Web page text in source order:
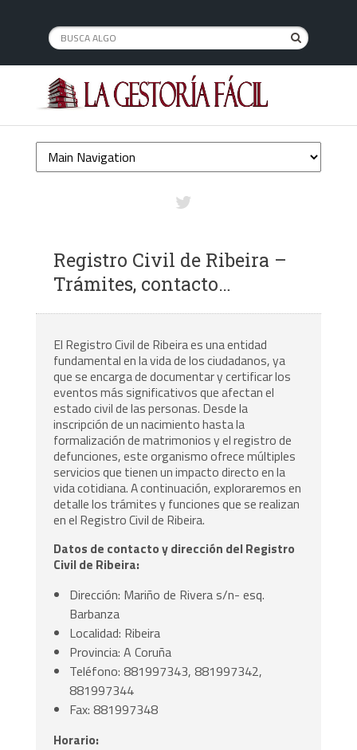
Registro Civil de Ribeira –
Trámites, contacto…
El Registro Civil de Ribeira es una entidad
fundamental en la vida de los ciudadanos, ya
que se encarga de documentar y certificar los
eventos más significativos que afectan el
estado civil de las personas. Desde la
inscripción de un nacimiento hasta la
formalización de matrimonios y el registro de
defunciones, este organismo ofrece múltiples
servicios que tienen un impacto directo en la
vida cotidiana. A continuación, exploraremos en
detalle los trámites y funciones que se realizan
en el Registro Civil de Ribeira.
Datos de contacto y dirección del Registro
Civil de Ribeira:
Dirección: Mariño de Rivera s/n- esq.
Barbanza
Localidad: Ribeira
Provincia: A Coruña
Teléfono: 881997343, 881997342,
881997344
Fax: 881997348
Horario: